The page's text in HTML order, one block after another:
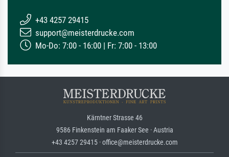
+43 4257 29415
support@meisterdrucke.com
Mo-Do: 7:00 - 16:00 | Fr: 7:00 - 13:00
Kärntner Strasse 46
9586 Finkenstein am Faaker See · Austria
+43 4257 29415 · office@meisterdrucke.com